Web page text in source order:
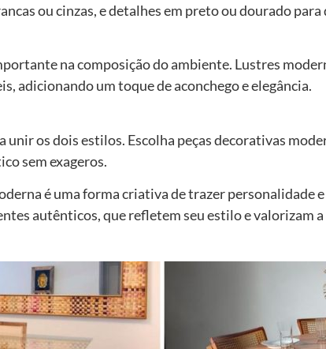
ou cinzas, e detalhes em preto ou dourado
na composição do ambiente. Lustres
adicionando um toque de aconchego e elegância.
unir os dois estilos. Escolha peças decorativas
sem exageros.
é uma forma criativa de trazer personalidade e
autênticos, que refletem seu estilo e valorizam